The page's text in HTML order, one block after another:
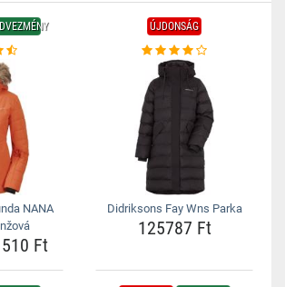
NANA
Ft
ÚJDONSÁG
Didriksons Fay Wns Parka
125787 Ft